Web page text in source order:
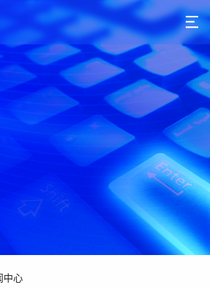
中心